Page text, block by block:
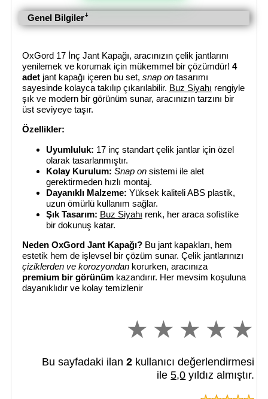
Genel Bilgilerꜜ
OxGord 17 İnç Jant Kapağı, aracınızın çelik jantlarını
yenilemek ve korumak için mükemmel bir çözümdür! 4
adetjant kapağı içeren bu set, snap ontasarımı
sayesinde kolayca takılıp çıkarılabilir. Buz Siyahı rengiyle
şık ve modern bir görünüm sunar, aracınızın tarzını bir
üst seviyeye taşır.
Özellikler:
Uyumluluk: 17 inç standart çelik jantlar için özel
olarak tasarlanmıştır.
Kolay Kurulum: Snap onsistemi ile alet
gerektirmeden hızlı montaj.
Dayanıklı Malzeme: Yüksek kaliteli ABS plastik,
uzun ömürlü kullanım sağlar.
Şık Tasarım: Buz Siyahı renk, her araca sofistike
bir dokunuş katar.
Neden OxGord Jant Kapağı?Bu jant kapakları, hem
estetik hem de işlevsel bir çözüm sunar. Çelik jantlarınızı
çiziklerden ve korozyondankorurken, aracınıza
premium bir görünümkazandırır. Her mevsim koşuluna
dayanıklıdır ve kolay temizlenir
Bu sayfadaki ilan2 kullanıcı değerlendirmesi
ile5,0 yıldız almıştır.